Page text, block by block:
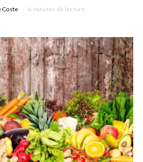
Coste 6 minutes de lecture